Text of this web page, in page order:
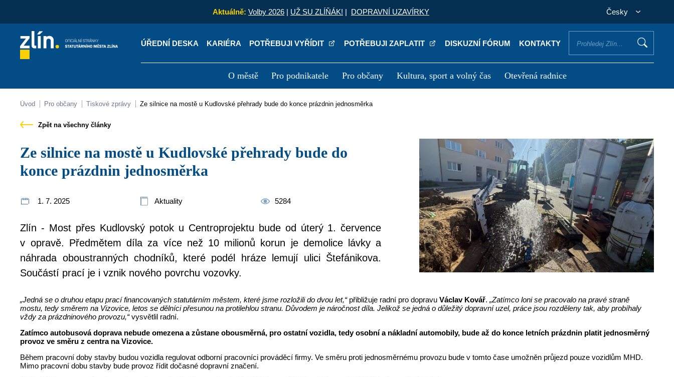
Aktuálně: Volby 2026 | UŽ SU ZLÍŇÁK! | DOPRAVNÍ UZAVÍRKY Česky
ÚŘEDNÍ DESKA KARIÉRA POTŘEBUJI VYŘÍDIT POTŘEBUJI ZAPLATIT DISKUZNÍ FÓRUM KONTAKTY
O městě Pro podnikatele Pro občany Kultura, sport a volný čas Otevřená radnice
Kontakty Úřední deska Kariéra
Úvod Pro občany Tiskové zprávy Ze silnice na mostě u Kudlovské přehrady bude do konce prázdnin jednosměrka
Zpět na všechny články
Ze silnice na mostě u Kudlovské přehrady bude do
konce prázdnin jednosměrka
1. 7. 2025 Aktuality 5284
Zlín - Most přes Kudlovský potok u Centroprojektu bude od úterý 1. července
v opravě. Předmětem díla za více než 10 milionů korun je demolice lávky a
náhrada oboustranných chodníků, které podél hráze lemují ulici Štefánikova.
Součástí prací je i vznik nového povrchu vozovky.
„Jedná se o druhou etapu prací financovaných statutárním městem, které jsme rozložili do dvou let,“přibližuje radní pro dopravuVáclav Kovář.„Zatímco loni se pracovalo na pravé straně
mostu, tedy směrem na Vizovice, letos se dělníci přesunou na protilehlou stranu. Důvodem je náročnost díla. Jelikož se jedná o důležitý dopravní uzel, práce jsou rozděleny tak, aby probíhaly
vždy za prázdninového provozu,“vysvětlil radní.
Zatímco autobusová doprava nebude omezena a zůstane obousměrná, pro ostatní vozidla, tedy osobní a nákladní automobily, bude až do konce letních prázdnin platit jednosměrný
provoz ve směru z centra na Vizovice.
Během pracovní doby stavby budou vozidla regulovat odborní pracovníci prováděcí firmy. Ve směru proti jednosměrnému provozu bude v tomto čase umožněn průjezd pouze vozidlům MHD.
Mimo pracovní dobu stavby bude provoz řídit dočasné dopravní značení.